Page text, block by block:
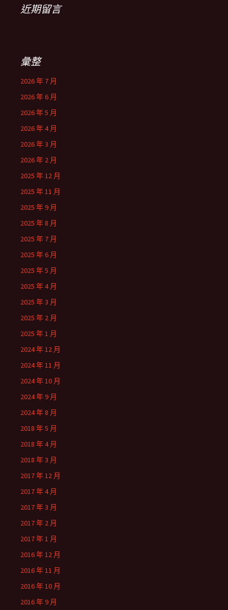
近期留言
彙整
2026 年 7 月
2026 年 6 月
2026 年 5 月
2026 年 4 月
2026 年 3 月
2026 年 2 月
2025 年 12 月
2025 年 11 月
2025 年 9 月
2025 年 8 月
2025 年 7 月
2025 年 6 月
2025 年 5 月
2025 年 4 月
2025 年 3 月
2025 年 2 月
2025 年 1 月
2024 年 12 月
2024 年 11 月
2024 年 10 月
2024 年 9 月
2024 年 8 月
2018 年 5 月
2018 年 4 月
2018 年 3 月
2017 年 12 月
2017 年 4 月
2017 年 3 月
2017 年 2 月
2017 年 1 月
2016 年 12 月
2016 年 11 月
2016 年 10 月
2016 年 9 月